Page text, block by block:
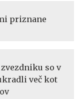
priznane
so v
več kot